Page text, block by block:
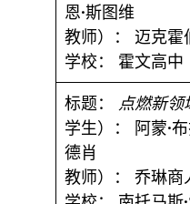
恩·斯图维
教师）：
迈克霍
学校：
霍文高中
标题：
点燃新领
学生）：
阿蒙·
德肖
教师）：
乔琳商